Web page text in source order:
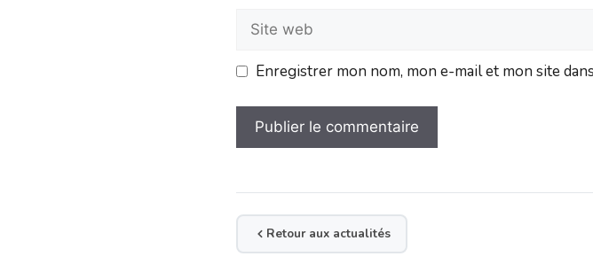
Enregistrer mon nom, mon e-mail et mon site
Retour aux actualités